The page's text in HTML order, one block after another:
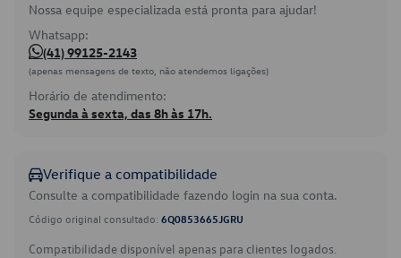
Nossa equipe especializada está pronta para ajudar!
Whatsapp:
(41) 99125-2143
(apenas mensagens de texto, não atendemos ligações)
Horário de atendimento:
Segunda à sexta, das 8h às 17h.
Verifique a compatibilidade
Consulte a compatibilidade fazendo login na sua conta.
Código original consultado: 6Q0853665JGRU
Compatibilidade disponível apenas para clientes logados.